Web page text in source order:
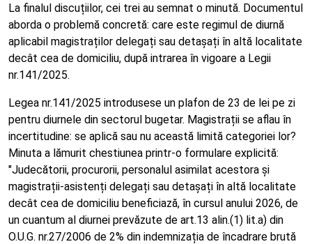
La finalul discuțiilor, cei trei au semnat o minută. Documentul
aborda o problemă concretă: care este regimul de diurnă
aplicabil magistraților delegați sau detașați în altă localitate
decât cea de domiciliu, după intrarea în vigoare a Legii
nr.141/2025.
Legea nr.141/2025 introdusese un plafon de 23 de lei pe zi
pentru diurnele din sectorul bugetar. Magistrații se aflau în
incertitudine: se aplică sau nu această limită categoriei lor?
Minuta a lămurit chestiunea printr-o formulare explicită:
"Judecătorii, procurorii, personalul asimilat acestora și
magistrații-asistenți delegați sau detașați în altă localitate
decât cea de domiciliu beneficiază, în cursul anului 2026, de
un cuantum al diurnei prevăzute de art.13 alin.(1) lit.a) din
O.U.G. nr.27/2006 de 2% din indemnizația de încadrare brută